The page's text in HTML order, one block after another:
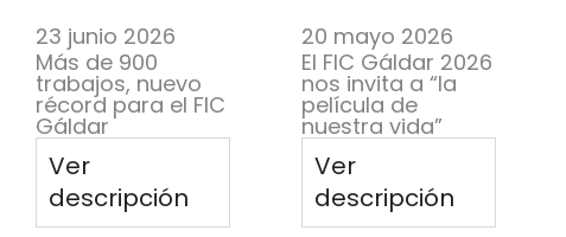
23 junio 2026
Más de 900
trabajos, nuevo
récord para el FIC
Gáldar
Ver
descripción
20 mayo 2026
El FIC Gáldar 2026
nos invita a “la
película de
nuestra vida”
Ver
descripción